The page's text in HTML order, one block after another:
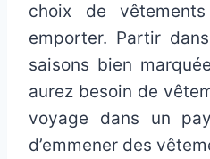
choix de
emporter. Partir
saisons bien
aurez besoin de
voyage dans un
d’emmener des